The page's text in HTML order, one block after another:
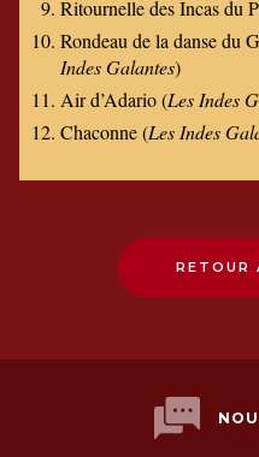
Ritournelle des Incas du
Rondeau de la danse du
Indes Galantes)
Air d’Adario (Les Indes
Chaconne (Les Indes
RETOUR